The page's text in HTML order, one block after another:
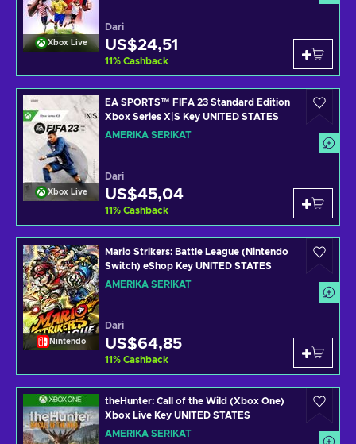
Xbox Live
Dari
US$24,51
11% Cashback
Xbox Live
EA SPORTS™ FIFA 23 Standard Edition
Xbox Series X|S Key UNITED STATES
AMERIKA SERIKAT
Dari
US$45,04
11% Cashback
Nintendo
Mario Strikers: Battle League (Nintendo
Switch) eShop Key UNITED STATES
AMERIKA SERIKAT
Dari
US$64,85
11% Cashback
theHunter: Call of the Wild (Xbox One)
Xbox Live Key UNITED STATES
AMERIKA SERIKAT